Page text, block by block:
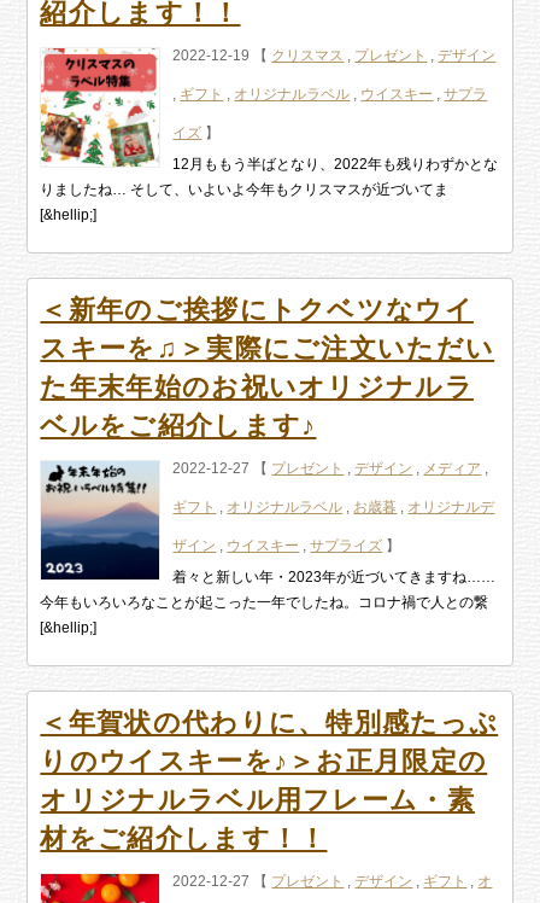
紹介します！！
2022-12-19 【 クリスマス , プレゼント ,デザイン
, ギフト , オリジナルラベル , ウイスキー ,サプラ
イズ 】
12月ももう半ばとなり、2022年も残りわずかとな
りましたね… そして、いよいよ今年もクリスマスが近づいてま
[&hellip;]
＜新年のご挨拶にトクベツなウイ
スキーを♫＞実際にご注文いただい
た年末年始のお祝いオリジナルラ
ベルをご紹介します♪
2022-12-27 【 プレゼント ,デザイン , メディア ,
ギフト , オリジナルラベル , お歳暮 , オリジナルデ
ザイン , ウイスキー ,サプライズ 】
着々と新しい年・2023年が近づいてきますね……
今年もいろいろなことが起こった一年でしたね。コロナ禍で人との繋
[&hellip;]
＜年賀状の代わりに、特別感たっぷ
りのウイスキーを♪＞お正月限定の
オリジナルラベル用フレーム・素
材をご紹介します！！
2022-12-27 【 プレゼント ,デザイン , ギフト , オ